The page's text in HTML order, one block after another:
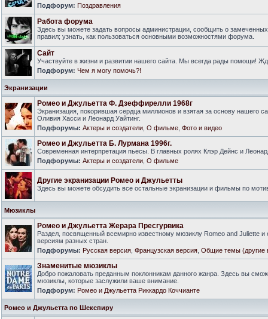
Подфорум: Поздравления
Работа форума
Здесь вы можете задать вопросы администрации, сообщить о
правил; узнать, как пользоваться основными возможностями форума.
Сайт
Участвуйте в жизни и развитии нашего сайта. Мы всегда рады помощи!
Подфорум: Чем я могу помочь?!
Экранизации
Ромео и Джульетта Ф. Дзеффирелли 1968г
Экранизация, покорившая сердца миллионов и взятая за основу нашего
Оливия Хасси и Леонард Уайтинг.
Подфорумы: Актеры и создатели О фильме Фото и видео
Ромео и Джульетта Б. Лурмана 1996г.
Современная интерпретация пьесы. В главных ролях Клэр Дейнс и
Подфорумы: Актеры и создатели О фильме
Другие экранизации Ромео и Джульетты
Здесь вы можете обсудить все остальные экранизации и фильмы по
Мюзиклы
Ромео и Джульетта Жерара Пресгурвика
Раздел, посвященный всемирно известному мюзиклу Romeo and Juliette и
версиям разных стран.
Подфорумы: Русская версия Французская версия Общие темы (другие
Знаменитые мюзиклы
Добро пожаловать преданным поклонникам данного жанра. Здесь вы
мюзиклы, которые заслужили ваше внимание.
Подфорум: Ромео и Джульетта Риккардо Коччианте
Ромео и Джульетта по Шекспиру